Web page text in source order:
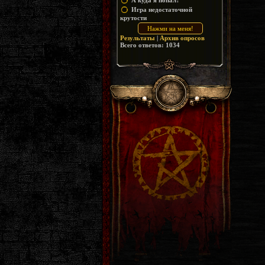
Игра недостаточной
крутости
Результаты | Архив опросов
Всего ответов: 1034